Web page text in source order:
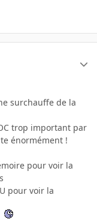
surchauffe de la
trop important par
énormément !
pour voir la
pour voir la